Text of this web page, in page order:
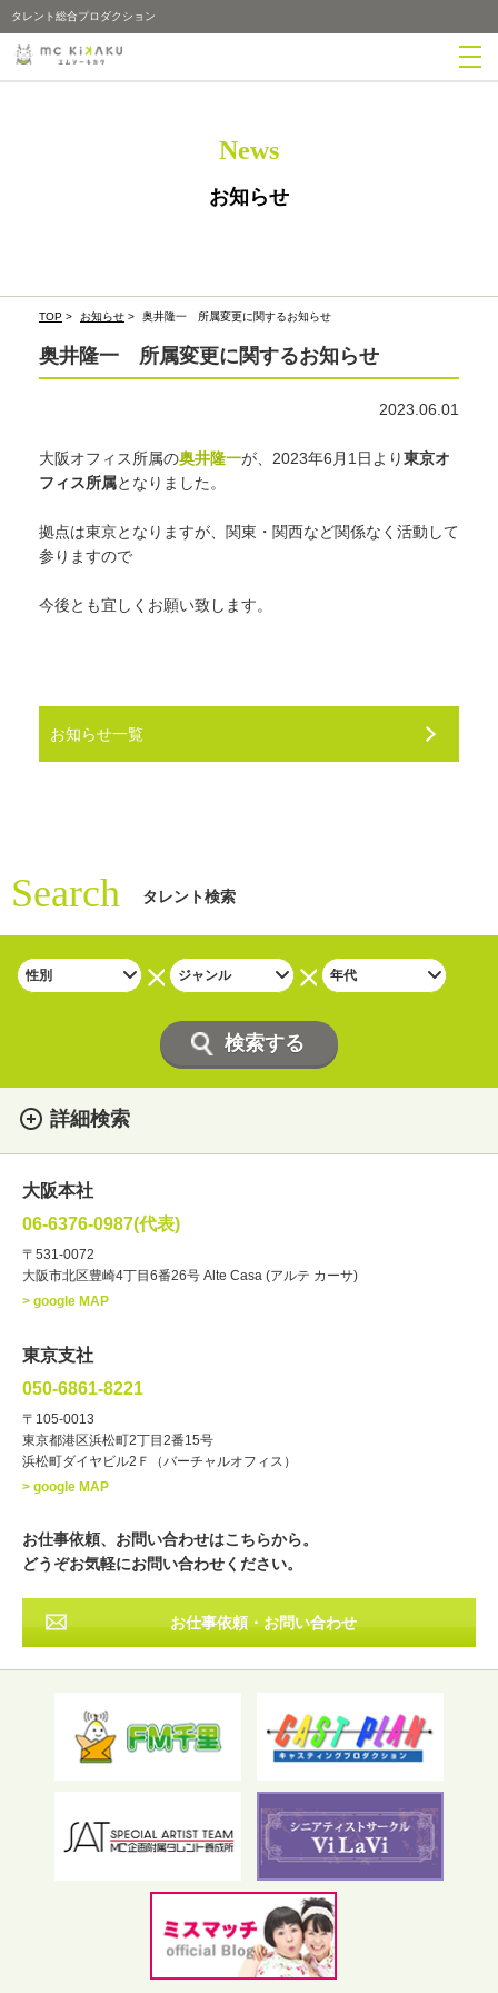
タレント総合プロダクション
News
お知らせ
TOP > お知らせ > 奥井隆一 所属変更に関するお知らせ
奥井隆一 所属変更に関するお知らせ
2023.06.01
大阪オフィス所属の奥井隆一が、2023年6月1日より東京オ
フィス所属となりました。
拠点は東京となりますが、関東・関西など関係なく活動して
参りますので
今後とも宜しくお願い致します。
お知らせ一覧
Search タレント検索
詳細検索
・性別
・ジャンル
ナレーター レポーター
・年齢
・出身地 北海道 東北
その他
フリーワード検索
大阪本社
06-6376-0987(代表)
〒531-0072
大阪市北区豊崎4丁目6番26号 Alte Casa (アルテ カーサ)
> google MAP
東京支社
050-6861-8221
〒105-0013
東京都港区浜松町2丁目2番15号
浜松町ダイヤビル2Ｆ（バーチャルオフィス）
> google MAP
お仕事依頼、お問い合わせはこちらから。
どうぞお気軽にお問い合わせください。
お仕事依頼・お問い合わせ